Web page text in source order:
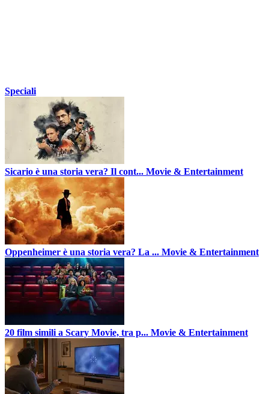
Speciali
Sicario è una storia vera? Il cont... Movie & Entertainment
Oppenheimer è una storia vera? La ... Movie & Entertainment
20 film simili a Scary Movie, tra p... Movie & Entertainment